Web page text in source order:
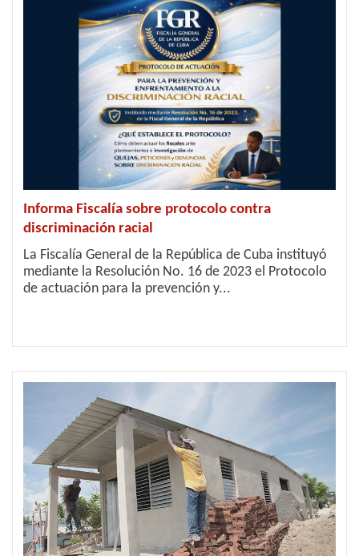
Informa Fiscalía sobre protocolo contra
discriminación racial
La Fiscalía General de la República de Cuba instituyó
mediante la Resolución No. 16 de 2023 el Protocolo
de actuación para la prevención y...